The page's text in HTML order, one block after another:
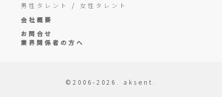
男性タレント
/ 女性タレント
会社概要
お問合せ
業界関係者の方へ
©2006-2026. aksent.